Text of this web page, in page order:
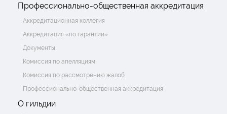
Профессионально-общественная аккредитация
Аккредитационная коллегия
Аккредитация «по гарантии»
Документы
Комиссия по апелляциям
Комиссия по рассмотрению жалоб
Профессионально-общественная аккредитация
О гильдии